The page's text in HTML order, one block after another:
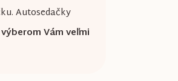
Autosedačky
Vám veľmi